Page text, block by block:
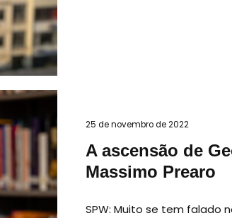
25 de novembro de 2022
A ascensão de
Massimo Prearo
SPW: Muito se tem falado